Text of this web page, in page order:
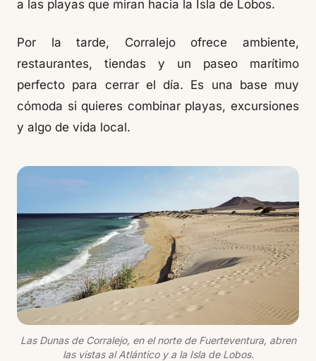
a las playas que miran hacia la Isla de Lobos.
Por la tarde, Corralejo ofrece ambiente,
restaurantes, tiendas y un paseo marítimo
perfecto para cerrar el día. Es una base muy
cómoda si quieres combinar playas, excursiones
y algo de vida local.
Las Dunas de Corralejo, en el norte de Fuerteventura, abren
las vistas al Atlántico y a la Isla de Lobos.